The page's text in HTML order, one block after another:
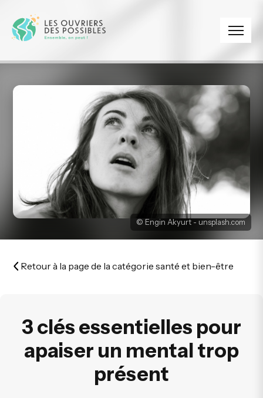
© Engin Akyurt - unsplash.com
Retour à la page de la catégorie santé et bien-être
3 clés essentielles pour
apaiser un mental trop
présent